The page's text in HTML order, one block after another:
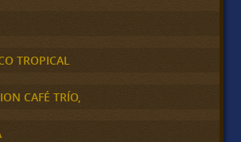
TROPICAL
CAFÉ TRÍO,